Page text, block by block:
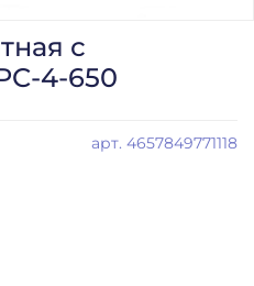
арт. 4657849771118
с
4-650